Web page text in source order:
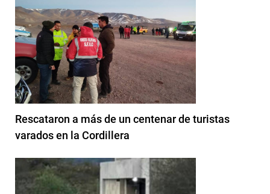
Rescataron a más de un centenar de turistas
varados en la Cordillera